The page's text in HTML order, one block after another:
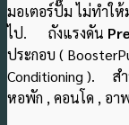
มอเตอร์ปั๊ม ไม่ทำให้
ไป. ถังแรงดัน
ประกอบ (
Conditioning ). สำ
หอพัก , คอนโด , อา